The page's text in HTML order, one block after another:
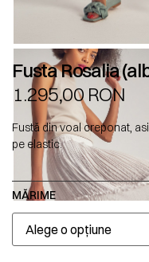
Fusta Rosalia
1.295,00 RON
Fustă din voal creponat,
pe elastic.
MĂRIME